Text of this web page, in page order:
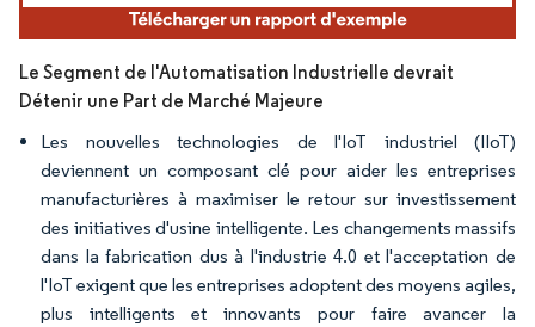
Le Segment de l'Automatisation Industrielle devrait
Détenir une Part de Marché Majeure
Les nouvelles technologies de l'IoT industriel (IIoT)
deviennent un composant clé pour aider les entreprises
manufacturières à maximiser le retour sur investissement
des initiatives d'usine intelligente. Les changements massifs
dans la fabrication dus à l'industrie 4.0 et l'acceptation de
l'IoT exigent que les entreprises adoptent des moyens agiles,
plus intelligents et innovants pour faire avancer la